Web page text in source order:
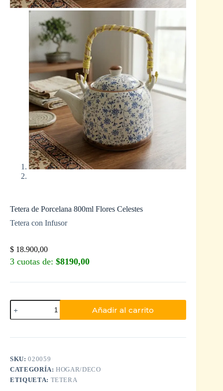
Tetera de Porcelana 800ml Flores Celestes
Tetera con Infusor
$ 18.900,00
3 cuotas de: $8190,00
Añadir al carrito
SKU:020059
CATEGORÍA:HOGAR/DECO
ETIQUETA: TETERA